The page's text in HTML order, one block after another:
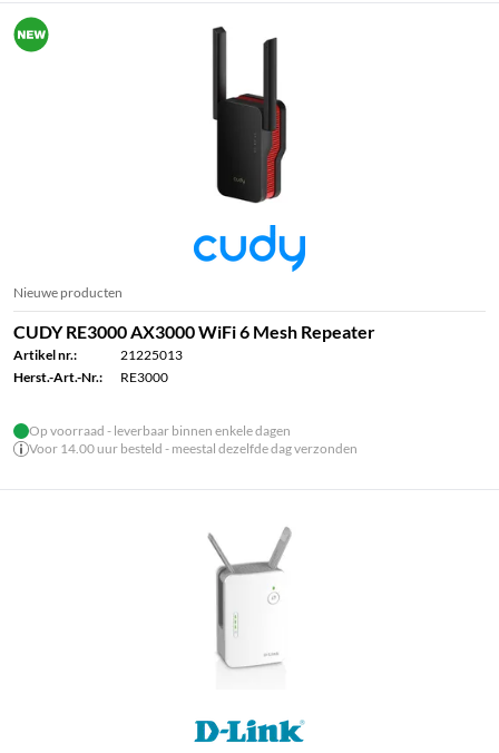
Nieuwe producten
CUDY RE3000 AX3000 WiFi 6 Mesh Repeater
Artikel nr.:
21225013
Herst.-Art.-Nr.:
RE3000
Op voorraad - leverbaar binnen enkele dagen
Voor 14.00 uur besteld - meestal dezelfde dag verzonden